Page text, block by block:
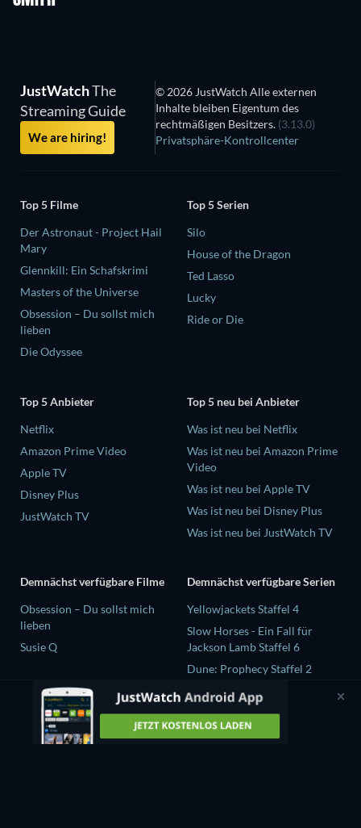
JustWatchThe
Streaming Guide
We are hiring!
© 2026 JustWatch Alle externen
Inhalte bleiben Eigentum des
rechtmäßigen Besitzers. (3.13.0)
Privatsphäre-Kontrollcenter
Top 5 Filme
Der Astronaut - Project Hail
Mary
Glennkill: Ein Schafskrimi
Masters of the Universe
Obsession – Du sollst mich
lieben
Die Odyssee
Top 5 Serien
Silo
House of the Dragon
Ted Lasso
Lucky
Ride or Die
Top 5 Anbieter
Netflix
Amazon Prime Video
Apple TV
Disney Plus
JustWatch TV
Top 5 neu bei Anbieter
Was ist neu bei Netflix
Was ist neu bei Amazon Prime
Video
Was ist neu bei Apple TV
Was ist neu bei Disney Plus
Was ist neu bei JustWatch TV
Demnächst verfügbare Filme
Obsession – Du sollst mich
lieben
Susie Q
Demnächst verfügbare Serien
Yellowjackets Staffel 4
Slow Horses - Ein Fall für
Jackson Lamb Staffel 6
Dune: Prophecy Staffel 2
The Gentlemen Staffel 2
Love Is Blind: UK Staffel 3